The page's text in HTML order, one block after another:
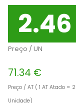
Preço / UN
71.34 €
Preço / AT ( 1 AT Atado =
Unidade)